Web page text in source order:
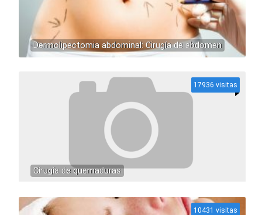
Dermolipectomia abdominal: Cirugía de abdomen
Cirugía de quemaduras
17936 visitas
10431 visitas